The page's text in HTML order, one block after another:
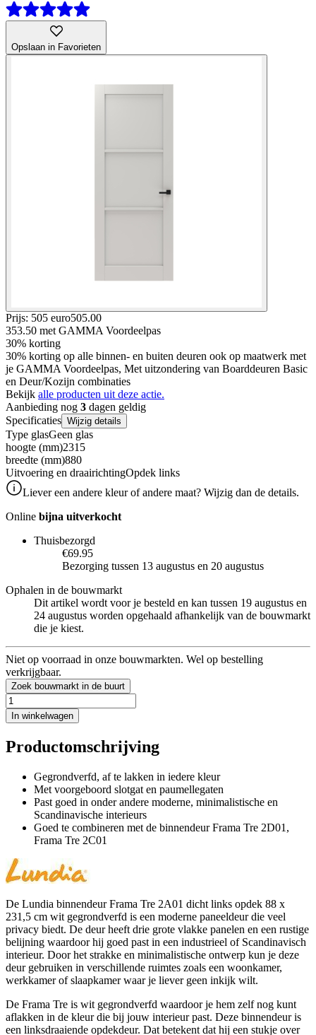
Opslaan in Favorieten
Prijs: 505 euro505.00
353.50 met GAMMA Voordeelpas
30% korting
30% korting op alle binnen- en buiten deuren ook op maatwerk met
je GAMMA Voordeelpas, Met uitzondering van Boarddeuren Basic
en Deur/Kozijn combinaties
Bekijk alle producten uit deze actie.
Aanbieding nog 3 dagen geldig
Specificaties Wijzig details
Type glasGeen glas
hoogte (mm)2315
breedte (mm)880
Uitvoering en draairichtingOpdek links
Liever een andere kleur of andere maat? Wijzig dan de details.
Online bijna uitverkocht
Thuisbezorgd
€69.95
Bezorging tussen 13 augustus en 20 augustus
Ophalen in de bouwmarkt
Dit artikel wordt voor je besteld en kan tussen 19 augustus en
24 augustus worden opgehaald afhankelijk van de bouwmarkt
die je kiest.
Niet op voorraad in onze bouwmarkten. Wel op bestelling
verkrijgbaar.
Zoek bouwmarkt in de buurt
In winkelwagen
Productomschrijving
Gegrondverfd, af te lakken in iedere kleur
Met voorgeboord slotgat en paumellegaten
Past goed in onder andere moderne, minimalistische en
Scandinavische interieurs
Goed te combineren met de binnendeur Frama Tre 2D01,
Frama Tre 2C01
De Lundia binnendeur Frama Tre 2A01 dicht links opdek 88 x
231,5 cm wit gegrondverfd is een moderne paneeldeur die veel
privacy biedt. De deur heeft drie grote vlakke panelen en een rustige
belijning waardoor hij goed past in een industrieel of Scandinavisch
interieur. Door het strakke en minimalistische ontwerp kun je deze
deur gebruiken in verschillende ruimtes zoals een woonkamer,
werkkamer of slaapkamer waar je liever geen inkijk wilt.
De Frama Tre is wit gegrondverfd waardoor je hem zelf nog kunt
aflakken in de kleur die bij jouw interieur past. Deze binnendeur is
een linksdraaiende opdekdeur. Dat betekent dat hij een stukje over